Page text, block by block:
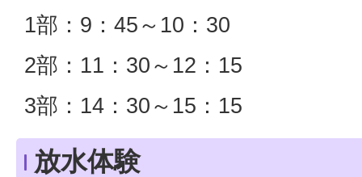
1部：9：45～10：30
2部：11：30～12：15
3部：14：30～15：15
放水体験